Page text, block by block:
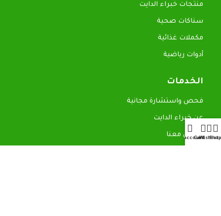
منتجات خبراء الدايت
سناكات صحية
مكملات غذائية
أدوات رياضية
الخدمات
فحص واستشارة مجانية
عن خبراء الدايت
تواصل معناWishlist
Cart
My account